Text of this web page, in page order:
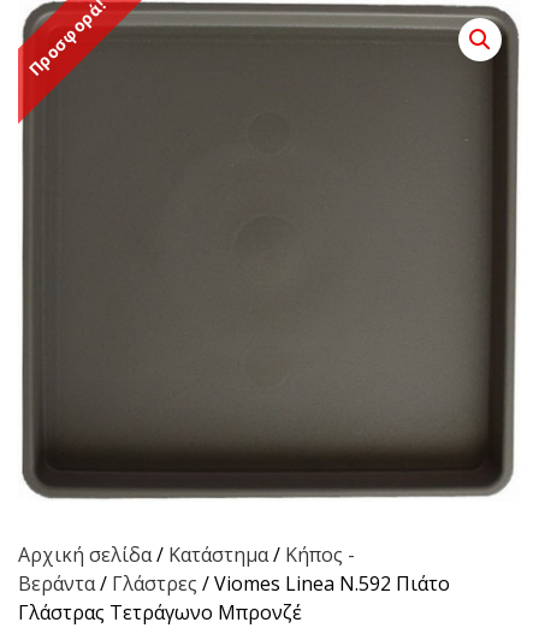
Προσφορά!
Αρχική σελίδα/ Κατάστημα/ Κήπος -
Βεράντα/ Γλάστρες / Viomes Linea Ν.592 Πιάτο
Γλάστρας Τετράγωνο Μπρονζέ